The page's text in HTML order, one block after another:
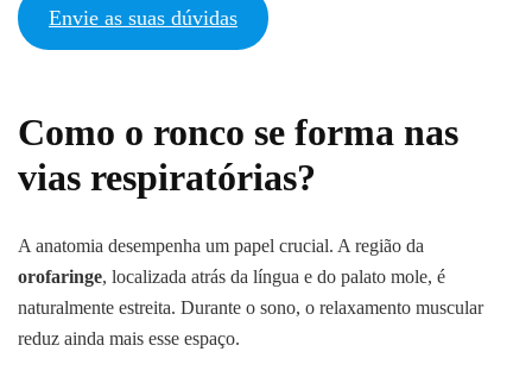
Envie as suas dúvidas
Como o ronco se forma nas
vias respiratórias?
A anatomia desempenha um papel crucial. A região da
orofaringe, localizada atrás da língua e do palato mole, é
naturalmente estreita. Durante o sono, o relaxamento muscular
reduz ainda mais esse espaço.